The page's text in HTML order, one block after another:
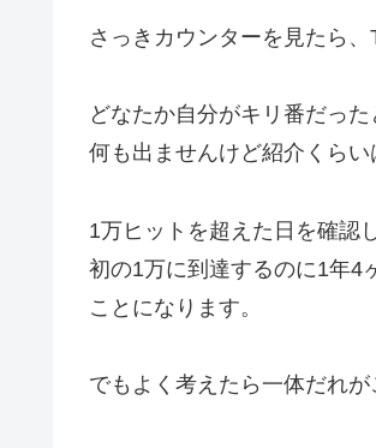
さっきカウンターを見たら
どなたか自分がキリ番だっ
何も出ませんけど紹介くらい
1万ヒットを超えた日を確認
初の1万に到達するのに1年4
ことになります。
でもよく考えたら一体だれ